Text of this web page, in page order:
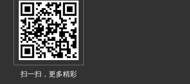
扫一扫，更多精彩